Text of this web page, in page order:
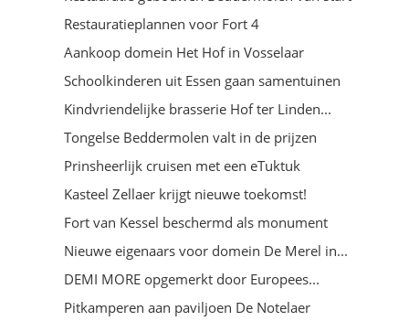
Restauratieplannen voor Fort 4
Aankoop domein Het Hof in Vosselaar
Schoolkinderen uit Essen gaan samentuinen
Kindvriendelijke brasserie Hof ter Linden...
Tongelse Beddermolen valt in de prijzen
Prinsheerlijk cruisen met een eTuktuk
Kasteel Zellaer krijgt nieuwe toekomst!
Fort van Kessel beschermd als monument
Nieuwe eigenaars voor domein De Merel in...
DEMI MORE opgemerkt door Europees...
Pitkamperen aan paviljoen De Notelaer